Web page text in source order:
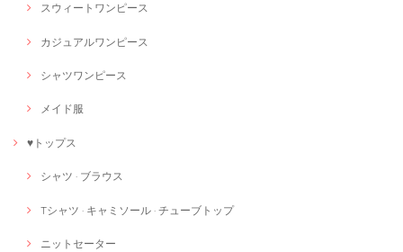
スウィートワンピース
カジュアルワンピース
シャツワンピース
メイド服
♥トップス
シャツ · ブラウス
Tシャツ · キャミソール · チューブトップ
ニットセーター